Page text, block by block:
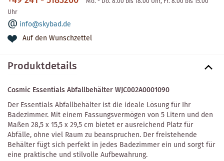
Uhr
info@skybad.de
Auf den Wunschzettel
Produktdetails
Cosmic Essentials Abfallbehälter WJC002A0001090
Der Essentials Abfallbehälter ist die ideale Lösung für Ihr
Badezimmer. Mit einem Fassungsvermögen von 5 Litern und den
Maßen 28,5 x 15,5 x 29,5 cm bietet er ausreichend Platz für
Abfälle, ohne viel Raum zu beanspruchen. Der freistehende
Behälter fügt sich perfekt in jedes Badezimmer ein und sorgt für
eine praktische und stilvolle Aufbewahrung.